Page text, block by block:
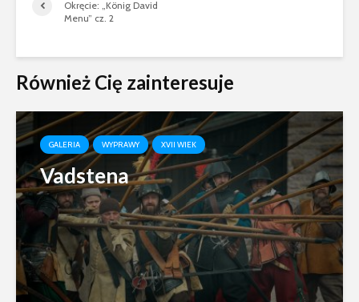
Okręcie: „König David
Menu” cz. 2
Również Cię zainteresuje
GALERIA WYPRAWY XVII WIEK
Vadstena